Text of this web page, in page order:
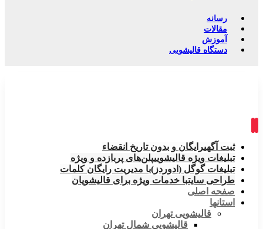
رسانه
مقالات
آموزش
دستگاه قالیشویی
ثبت آگهیرایگان و بدون تاریخ انقضاء
تبلیغات ویژه قالیشوییپلن‌های پربازده و ویژه
تبلیغات گوگل (ادوردز)با مدیریت رایگان کلمات
طراحی سایتبا خدمات ویژه برای قالیشویان
صفحه اصلی
استانها
قالیشویی تهران
قالیشویی شمال تهران